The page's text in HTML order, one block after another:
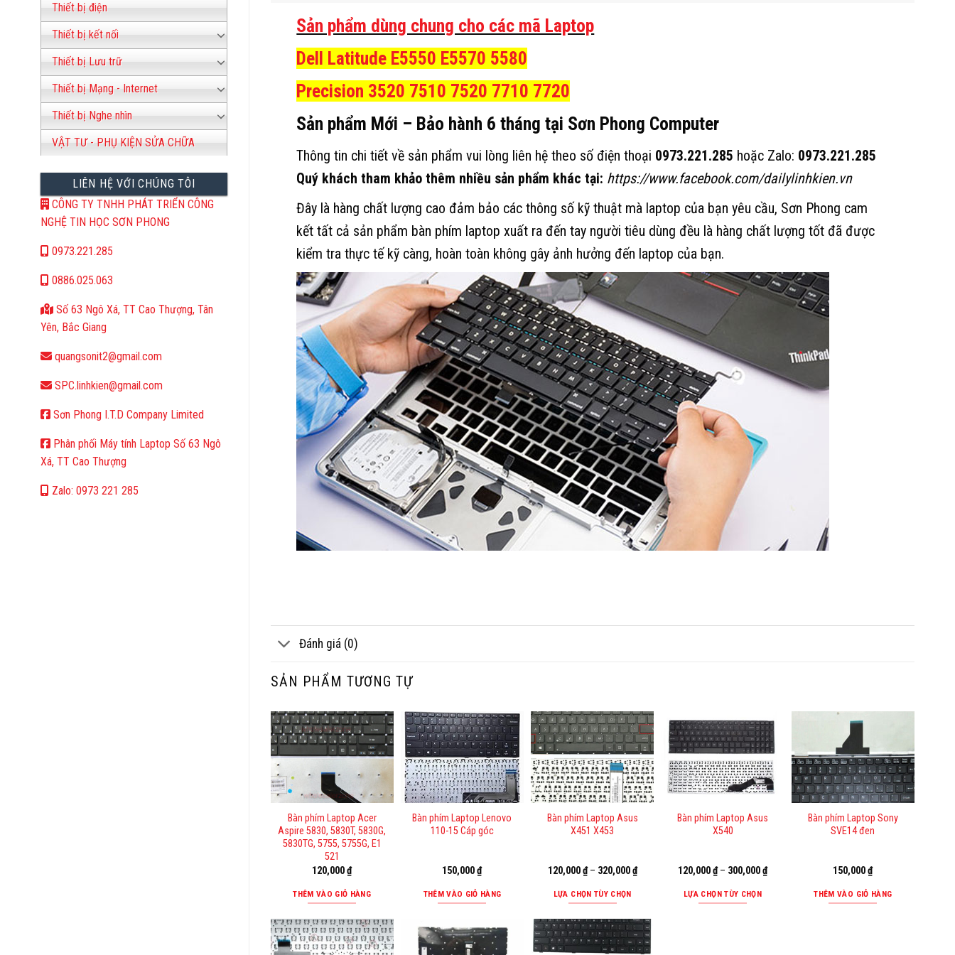
Thiết bị điện
Thiết bị kết nối
Thiết bị Lưu trữ
Thiết bị Mạng - Internet
Thiết bị Nghe nhìn
VẬT TƯ - PHỤ KIỆN SỬA CHỮA
LIÊN HỆ VỚI CHÚNG TÔI
CÔNG TY TNHH PHÁT TRIỂN CÔNG
NGHỆ TIN HỌC SƠN PHONG
0973.221.285
0886.025.063
Số 63 Ngô Xá, TT Cao Thượng, Tân
Yên, Bắc Giang
quangsonit2@gmail.com
SPC.linhkien@gmail.com
Sơn Phong I.T.D Company Limited
Phân phối Máy tính Laptop Số 63 Ngô
Xá, TT Cao Thượng
Zalo: 0973 221 285
Sản phẩm dùng chung cho các mã Laptop
Dell Latitude E5550 E5570 5580
Precision 3520 7510 7520 7710 7720
Sản phẩm Mới – Bảo hành 6 tháng tại Sơn Phong Computer
Thông tin chi tiết về sản phẩm vui lòng liên hệ theo số điện thoại 0973.221.285 hoặc Zalo: 0973.221.285
Quý khách tham khảo thêm nhiều sản phẩm khác tại: https://www.facebook.com/dailylinhkien.vn
Đây là hàng chất lượng cao đảm bảo các thông số kỹ thuật mà laptop của bạn yêu cầu, Sơn Phong cam
kết tất cả sản phẩm bàn phím laptop xuất ra đến tay người tiêu dùng đều là hàng chất lượng tốt đã được
kiểm tra thực tế kỹ càng, hoàn toàn không gây ảnh hưởng đến laptop của bạn.
Đánh giá (0)
SẢN PHẨM TƯƠNG TỰ
Bàn phím Laptop Acer
Aspire 5830, 5830T, 5830G,
5830TG, 5755, 5755G, E1
521
120,000₫
THÊM VÀO GIỎ HÀNG
Bàn phím Laptop Lenovo
110-15 Cáp góc
150,000₫
THÊM VÀO GIỎ HÀNG
Bàn phím Laptop Asus
X451 X453
120,000₫– 320,000₫
LỰA CHỌN TÙY CHỌN
phẩm
này
Bàn phím Laptop Asus
X540
120,000₫– 300,000₫
LỰA CHỌN TÙY CHỌN
Bàn phím Laptop Sony
SVE14 đen
150,000₫
THÊM VÀO GIỎ HÀNG